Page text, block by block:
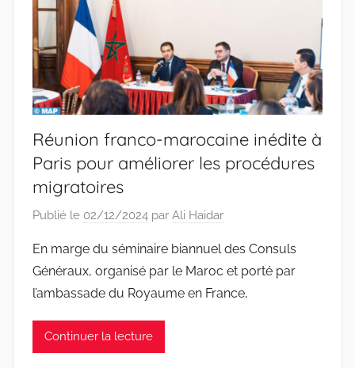
Réunion franco-marocaine inédite à
Paris pour améliorer les procédures
migratoires
Publié le 02/12/2024 par Ali Haidar
En marge du séminaire biannuel des Consuls
Généraux, organisé par le Maroc et porté par
l’ambassade du Royaume en France,
Continuer la lecture